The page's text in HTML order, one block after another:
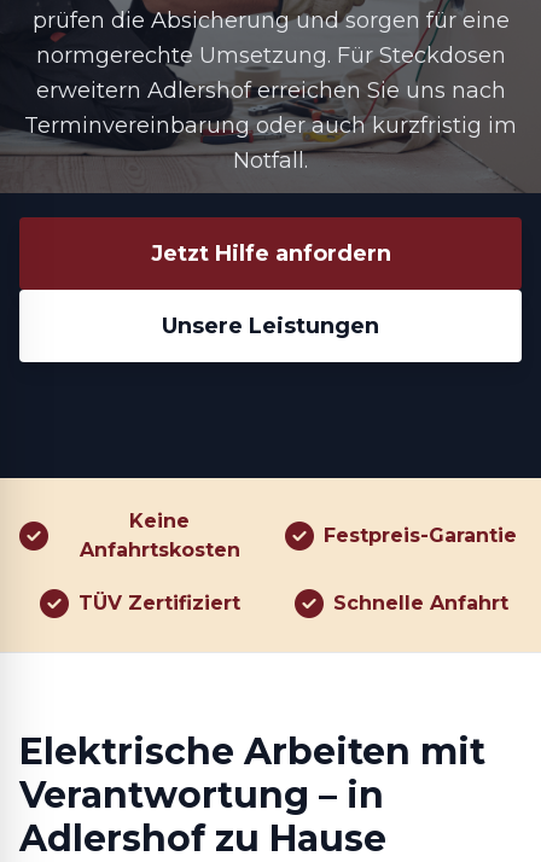
prüfen die Absicherung und sorgen für eine
normgerechte Umsetzung. Für Steckdosen
erweitern Adlershof erreichen Sie uns nach
Terminvereinbarung oder auch kurzfristig im
Notfall.
Jetzt Hilfe anfordern
Unsere Leistungen
Keine
Anfahrtskosten
Festpreis-Garantie
TÜV Zertifiziert Schnelle Anfahrt
Elektrische Arbeiten mit
Verantwortung – in
Adlershof zu Hause